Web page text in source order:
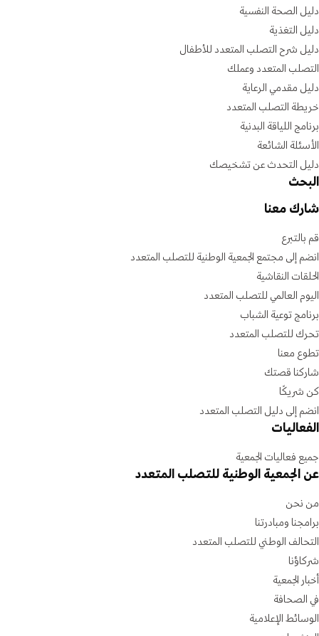
دليل الصحة النفسية
دليل التغذية
دليل شرح التصلب المتعدد للأطفال
التصلب المتعدد وعملك
دليل مقدمي الرعاية
خريطة التصلب المتعدد
برنامج اللياقة البدنية
الأسئلة الشائعة
دليل التحدث عن تشخيصك
البحث
شارك معنا
قم بالتبرع
انضم إلى مجتمع الجمعية الوطنية للتصلب المتعدد
الحلقات النقاشية
اليوم العالمي للتصلب المتعدد
برنامج توعية الشباب
تحرك للتصلب المتعدد
تطوع معنا
شاركنا قصتك
كن شريكًا
انضم إلى دليل التصلب المتعدد
الفعاليات
جميع فعاليات الجمعية
عن الجمعية الوطنية للتصلب المتعدد
من نحن
برامجنا ومبادرتنا
التحالف الوطني للتصلب المتعدد
شركاؤنا
أخبار الجمعية
في الصحافة
الوسائط الإعلامية